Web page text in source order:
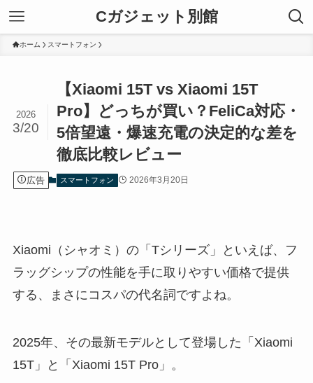
Cガジェット別館
ホーム スマートフォン
【Xiaomi 15T vs Xiaomi 15T
Pro】どっちが買い？FeliCa対応・
5倍望遠・爆速充電の決定的な差を
徹底比較レビュー
2026
3/20
広告 スマートフォン 2026年3月20日
Xiaomi（シャオミ）の「Tシリーズ」といえば、フ
ラッグシップの性能を手に取りやすい価格で提供
する、まさにコスパの代名詞ですよね。
2025年、その最新モデルとして登場した「Xiaomi
15T」と「Xiaomi 15T Pro」。